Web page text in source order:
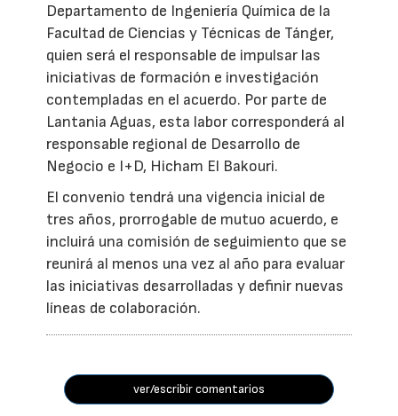
Departamento de Ingeniería Química de la
Facultad de Ciencias y Técnicas de Tánger,
quien será el responsable de impulsar las
iniciativas de formación e investigación
contempladas en el acuerdo. Por parte de
Lantania Aguas, esta labor corresponderá al
responsable regional de Desarrollo de
Negocio e I+D, Hicham El Bakouri.
El convenio tendrá una vigencia inicial de
tres años, prorrogable de mutuo acuerdo, e
incluirá una comisión de seguimiento que se
reunirá al menos una vez al año para evaluar
las iniciativas desarrolladas y definir nuevas
líneas de colaboración.
ver/escribir comentarios